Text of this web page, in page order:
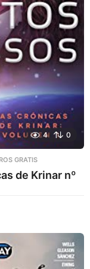
4 0
GRATIS
de Krinar nº